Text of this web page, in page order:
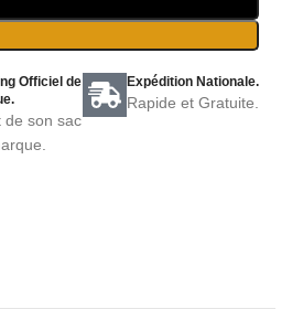
Officiel de
de son sac
Expédition Nationale.
Rapide et Gratuite.